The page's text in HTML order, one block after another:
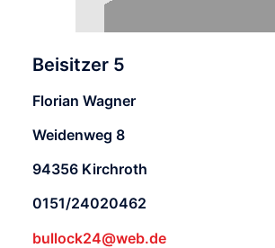
Beisitzer 5
Florian Wagner
Weidenweg 8
94356 Kirchroth
0151/24020462
bullock24@web.de